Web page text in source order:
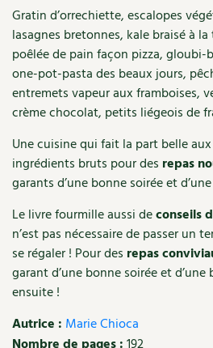
Recettes végétariennes et vegan
Habitat écologique
Conception et gros oeuvre
Matériaux écologiques
Énergie
Entretien de la maison
Décoration et petit bricolage
Trucs & astuces
Expés
Trocs & petites annonces
Bonnes adresses
Mieux consommer
Gratin d’orrechiette, escalopes
lasagnes bretonnes, kale braisé à
poêlée de pain façon pizza,
one-pot-pasta des beaux jours,
entremets vapeur aux framboises,
crème chocolat, petits liégeois de
Une cuisine qui fait la part belle
ingrédients bruts pour des repas
garants d’une bonne soirée et
Le livre fourmille aussi deconseils
n’est pas nécessaire de passer un
se régaler ! Pour des repas
garant d’une bonne soirée et
ensuite !
Autrice : Marie Chioca